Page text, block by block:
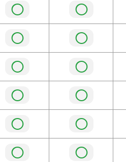
◯ ◯
◯ ◯
◯ ◯
◯ ◯
◯ ◯
◯ ◯